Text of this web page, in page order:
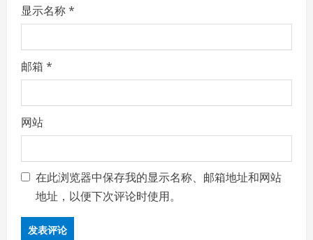
显示名称*
邮箱 *
网站
在此浏览器中保存我的显示名称、邮箱地址和网站
地址，以便下次评论时使用。